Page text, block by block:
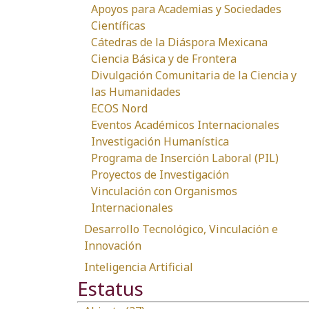
Apoyos para Academias y Sociedades
Científicas
Cátedras de la Diáspora Mexicana
Ciencia Básica y de Frontera
Divulgación Comunitaria de la Ciencia y
las Humanidades
ECOS Nord
Eventos Académicos Internacionales
Investigación Humanística
Programa de Inserción Laboral (PIL)
Proyectos de Investigación
Vinculación con Organismos
Internacionales
Desarrollo Tecnológico, Vinculación e
Innovación
Inteligencia Artificial
Estatus